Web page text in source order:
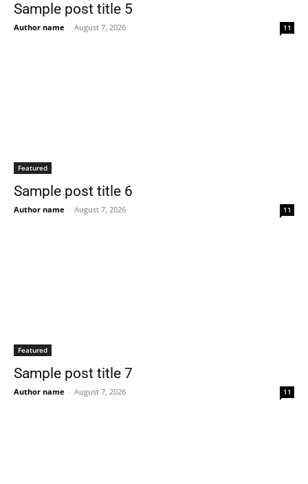
Sample post title 5
Author name - August 7, 2026 11
Featured
Sample post title 6
Author name - August 7, 2026 11
Featured
Sample post title 7
Author name - August 7, 2026 11